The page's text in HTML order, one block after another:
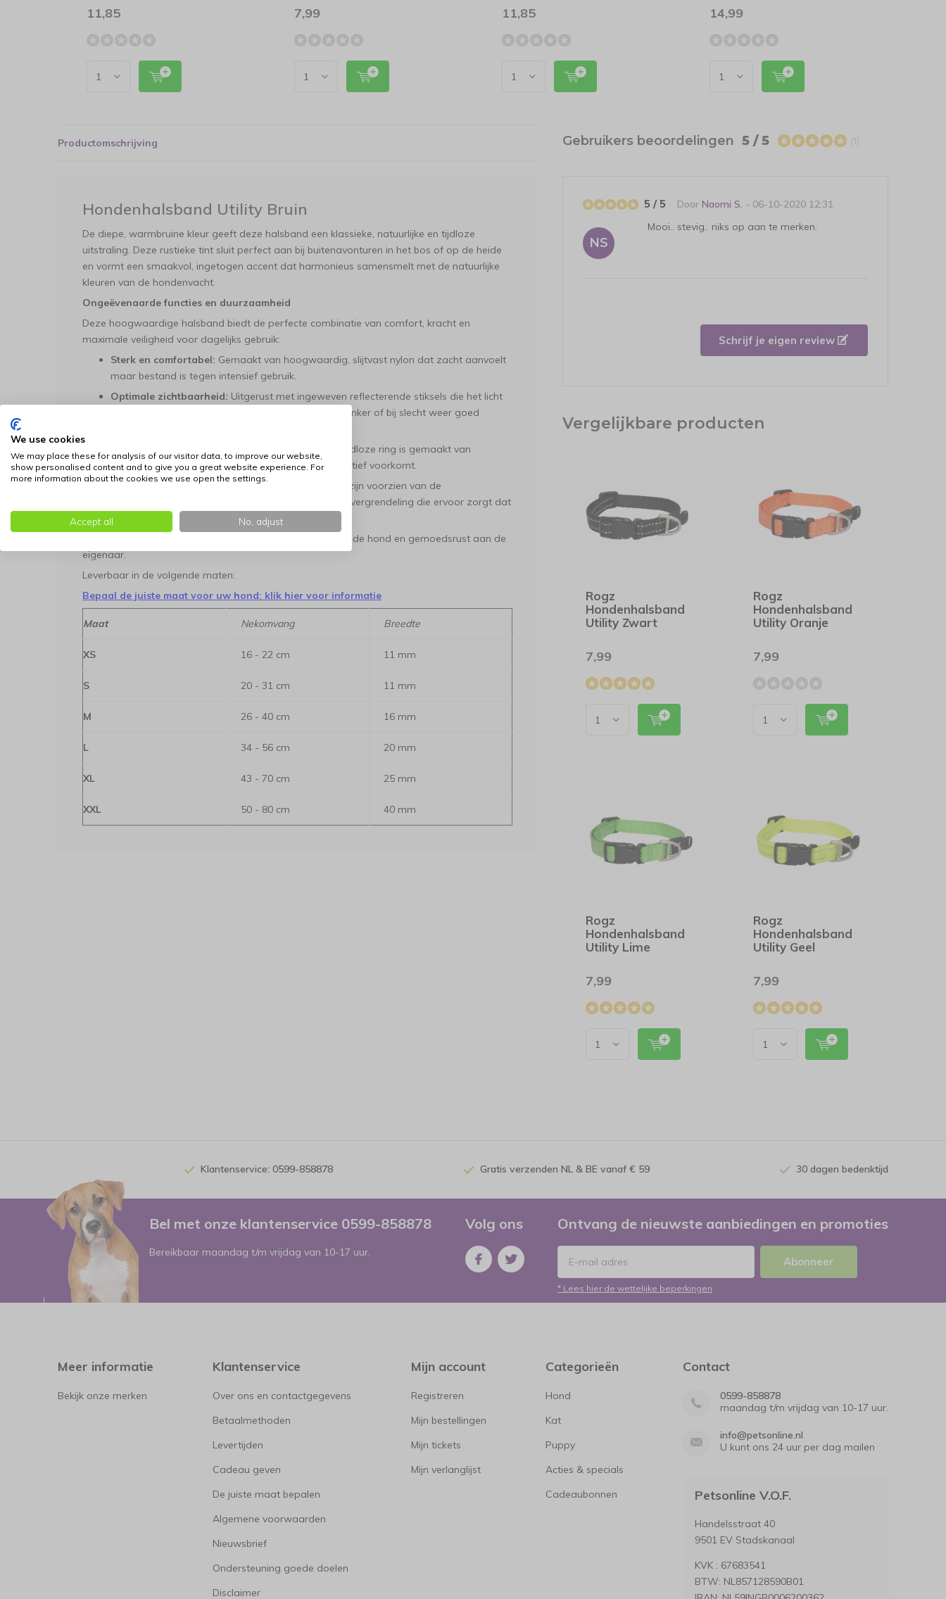
11,85 7,99 11,85 14,99
Productomschrijving
Hondenhalsband Utility Bruin
De diepe, warmbruine kleur geeft deze halsband een klassieke, natuurlijke en tijdloze
uitstraling. Deze rustieke tint sluit perfect aan bij buitenavonturen in het bos of op de heide
en vormt een smaakvol, ingetogen accent dat harmonieus samensmelt met de natuurlijke
kleuren van de hondenvacht.
Ongeëvenaarde functies en duurzaamheid
Deze hoogwaardige halsband biedt de perfecte combinatie van comfort, kracht en
maximale veiligheid voor dagelijks gebruik:
Sterk en comfortabel: Gemaakt van hoogwaardig, slijtvast nylon dat zacht aanvoelt
maar bestand is tegen intensief gebruik.
Optimale zichtbaarheid: Uitgerust met ingeweven reflecterende stiksels die het licht
perfect weerkaatsen, zodat een hond ook in het donker of bij slecht weer goed
De speciaal ontworpen, naadloze ring is gemaakt van
gegalvaniseerd chroom, wat roest en aanslag effectief voorkomt.
Extra beveiliging:De grotere maten (L, XL en XXL) zijn voorzien van de
gepatenteerde RogLoc™ sluiting, een mechanische vergrendeling die ervoor zorgt dat
de kliksluiting nooit zomaar losschiet onder druk.
Een betrouwbare, duurzame keuze die comfort biedt aan de hond en gemoedsrust aan de
eigenaar.
Leverbaar in de volgende maten:
Bepaal de juiste maat voor uw hond: klik hier voor informatie
Maat Nekomvang Breedte
XS 16 - 22 cm 11 mm
S 20 - 31 cm 11 mm
M 26 - 40 cm 16 mm
L 34 - 56 cm 20 mm
XL 43 - 70 cm 25 mm
XXL 50 - 80 cm 40 mm
Gebruikers beoordelingen 5 / 5 (1)
NS
DoorNaomi S. - 06-10-2020 12:31
5 / 5
Mooi.. stevig.. niks op aan te merken.
Schrijf je eigen review
Vergelijkbare producten
Rogz
Hondenhalsband
Utility Zwart
7,99
Rogz
Hondenhalsband
Utility Oranje
7,99
Rogz
Hondenhalsband
Utility Lime
7,99
Rogz
Hondenhalsband
Utility Geel
7,99
Klantenservice: 0599-858878 Gratis verzenden NL & BE vanaf € 59 30 dagen bedenktijd
Bel met onze klantenservice 0599-858878
Bereikbaar maandag t/m vrijdag van 10-17 uur.
Volg ons Ontvang de nieuwste aanbiedingen en promoties
Abonneer
* Lees hier de wettelijke beperkingen
Meer informatie
Bekijk onze merken
Klantenservice
Over ons en contactgegevens
Betaalmethoden
Levertijden
Cadeau geven
De juiste maat bepalen
Algemene voorwaarden
Nieuwsbrief
Ondersteuning goede doelen
Disclaimer
Mijn account
Registreren
Mijn bestellingen
Mijn tickets
Mijn verlanglijst
Categorieën
Hond
Kat
Puppy
Acties & specials
Cadeaubonnen
Contact
0599-858878
maandag t/m vrijdag van 10-17 uur.
info@petsonline.nl
U kunt ons 24 uur per dag mailen
Petsonline V.O.F.
Handelsstraat 40
9501 EV Stadskanaal
KVK : 67683541
BTW: NL857128590B01
We use cookies
We may place these for analysis of our visitor data, to improve our website,
show personalised content and to give you a great website experience. For
more information about the cookies we use open the settings.
Accept all No, adjust